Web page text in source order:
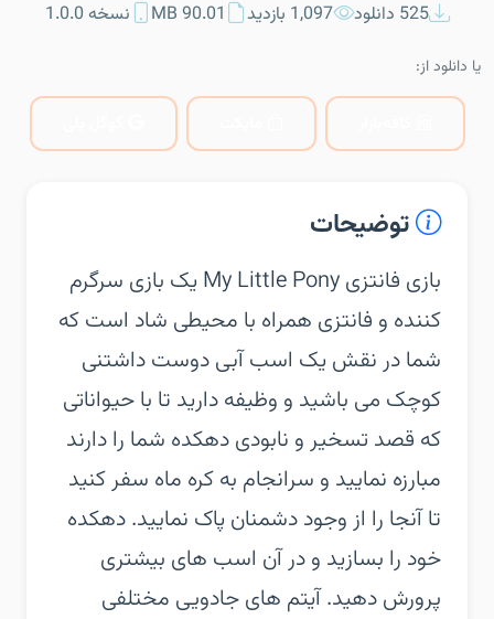
525 دانلود 1,097 بازدید 90.01 MB نسخه 1.0.0
یا دانلود از:
توضیحات
‏‏بازی فانتزی My Little Pony یک بازی سرگرم
کننده و فانتزی همراه با محیطی شاد است که
شما در نقش یک اسب آبی دوست داشتنی
کوچک می باشید و وظیفه دارید تا با حیواناتی
که قصد تسخیر و نابودی دهکده شما را دارند
مبارزه نمایید و سرانجام به کره ماه سفر کنید
تا آنجا را از وجود دشمنان پاک نمایید. دهکده
خود را بسازید و در آن اسب های بیشتری
پرورش دهید. آیتم های جادویی مختلفی